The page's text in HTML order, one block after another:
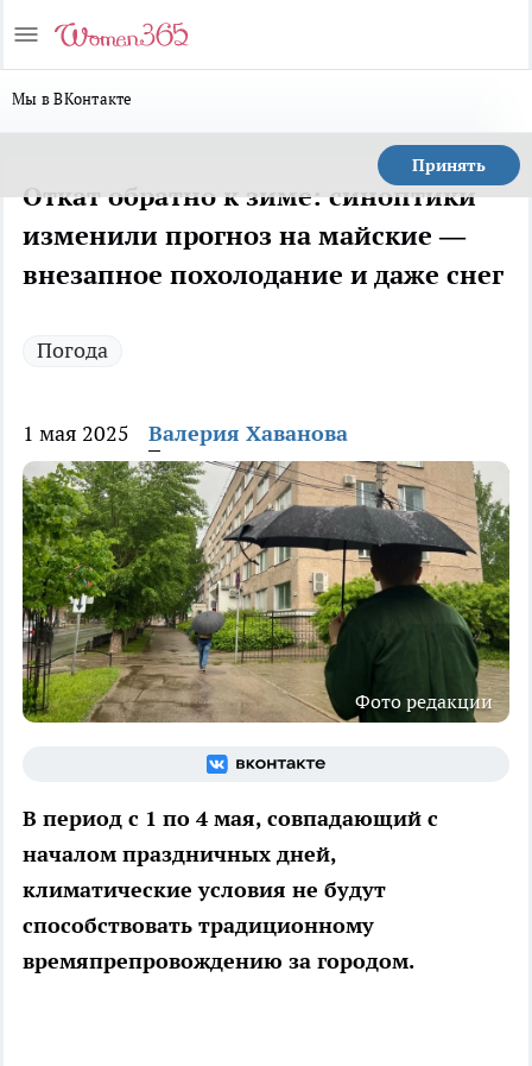
Мы в ВКонтакте
Принять
Откат обратно к зиме: синоптики
изменили прогноз на майские —
внезапное похолодание и даже снег
Погода
1 мая 2025 Валерия Хаванова
Фото редакции
В период с 1 по 4 мая, совпадающий с
началом праздничных дней,
климатические условия не будут
способствовать традиционному
времяпрепровождению за городом.